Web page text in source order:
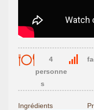
4
personne
s
Ingrédients